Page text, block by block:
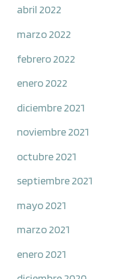
abril 2022
marzo 2022
febrero 2022
enero 2022
diciembre 2021
noviembre 2021
octubre 2021
septiembre 2021
mayo 2021
marzo 2021
enero 2021